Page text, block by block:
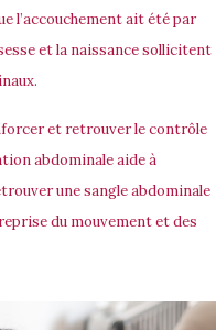
l’accouchement ait été par
et la naissance sollicitent
et retrouver le contrôle
abdominale aide à
une sangle abdominale
du mouvement et des